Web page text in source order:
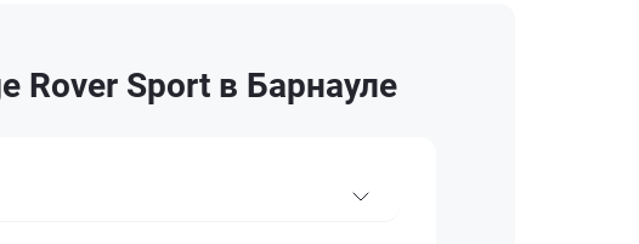
Rover Sport в Барнауле